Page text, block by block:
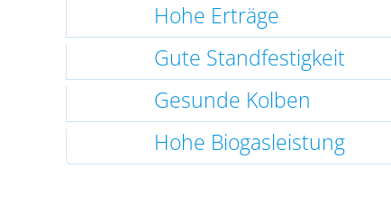
Hohe Erträge
Gute Standfestigkeit
Gesunde Kolben
Hohe Biogasleistung